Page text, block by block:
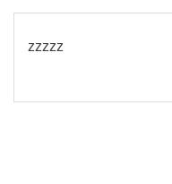
zzzzz